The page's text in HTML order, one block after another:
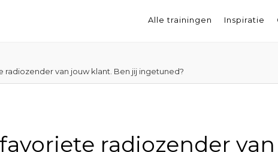
Alle trainingen Inspiratie
radiozender van jouw klant. Ben jij ingetuned?
radiozender